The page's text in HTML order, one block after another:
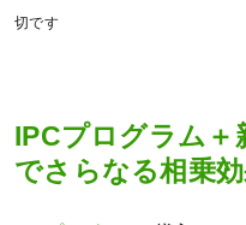
切です
IPCプログラム
でさらなる相乗